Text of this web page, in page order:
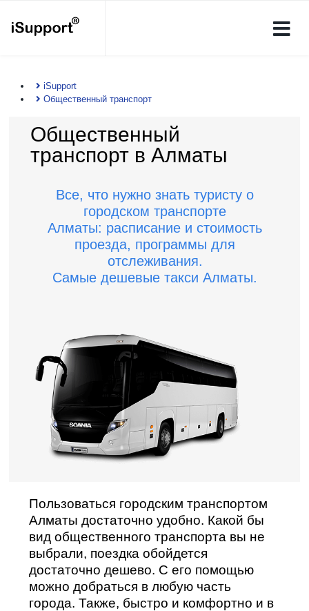
iSupport
Общественный транспорт
Общественный
транспорт в Алматы
Все, что нужно знать туристу о
городском транспорте
Алматы: расписание и стоимость
проезда, программы для
отслеживания.
Самые дешевые такси Алматы.
Пользоваться городским транспортом
Алматы достаточно удобно. Какой бы
вид общественного транспорта вы не
выбрали, поездка обойдется
достаточно дешево. С его помощью
можно добраться в любую часть
города. Также, быстро и комфортно и в